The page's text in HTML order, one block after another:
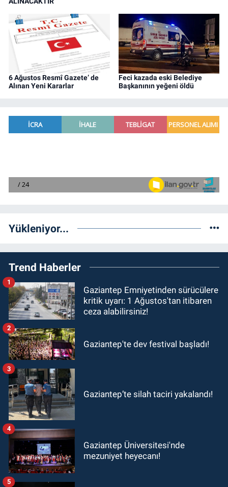
6 Ağustos Resmî Gazete’ de
Alınan Yeni Kararlar
Feci kazada eski Belediye
Başkanının yeğeni öldü
Yükleniyor...
Trend Haberler
Gaziantep Emniyetinden sürücülere
kritik uyarı: 1 Ağustos'tan itibaren
ceza alabilirsiniz!
1
Gaziantep'te dev festival başladı!
2
Gaziantep’te silah taciri yakalandı!
3
Gaziantep Üniversitesi'nde
mezuniyet heyecanı!
4
5